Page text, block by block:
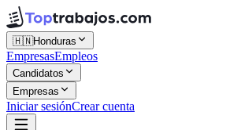
🇭🇳Honduras
EmpresasEmpleos
Candidatos
Empresas
Iniciar sesiónCrear cuenta